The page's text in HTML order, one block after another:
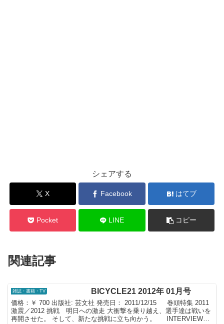
シェアする
X Facebook はてブ
Pocket LINE コピー
関連記事
雑誌・書籍・TV BICYCLE21 2012年 01月号
価格：￥ 700 出版社: 芸文社 発売日： 2011/12/15 巻頭特集 2011
激震／2012 挑戦 明日への激走 大衝撃を乗り越え、選手達は戦いを
再開させた。 そして、新たな挑戦に立ち向かう。 INTERVIEW